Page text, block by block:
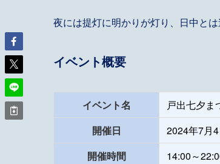
夜には提灯に明かりが灯り、日中と
イベント概要
イベント名
戸出七夕ま
開催日
2024年7月
開催時間
14:00～